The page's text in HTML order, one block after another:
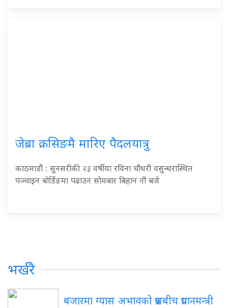
जेब्रा क्रसिङमै मारिए पैदलयात्रु
काठमाडौं : सुनसरीकी २३ वर्षीया रविना चौधरी वसुन्धरास्थित
पञ्चाइन बोर्डिङमा पढाउन सोमबार बिहान नौ बजे
भर्खरै
बजारमा ग्यास अभावको प्रश्नबीच प्रधानमन्त्री